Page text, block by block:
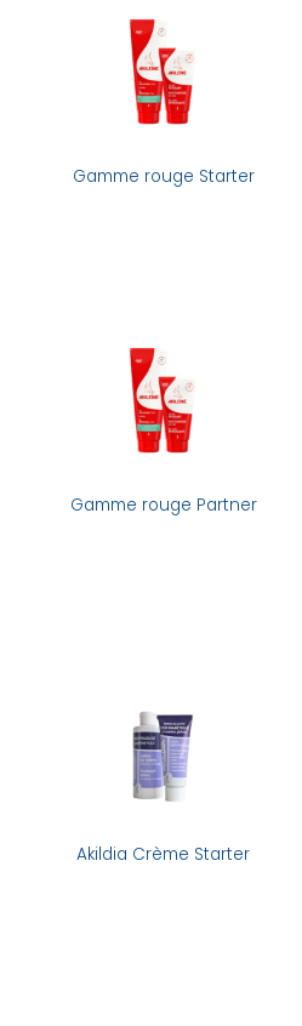
Gamme rouge Starter
Gamme rouge Partner
Akildia Crème Starter